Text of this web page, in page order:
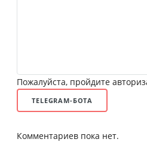
Пожалуйста, пройдите
TELEGRAM-БОТА
Комментариев пока нет.